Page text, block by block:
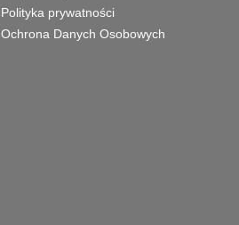
Polityka prywatności
Ochrona Danych Osobowych